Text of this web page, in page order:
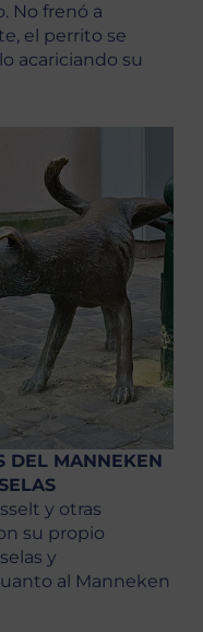
No frenó a
el perrito se
acariciando su
DEL MANNEKEN
y otras
su propio
y
al Manneken